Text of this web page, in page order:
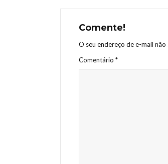
Comente!
O seu endereço de e-mail
Comentário *